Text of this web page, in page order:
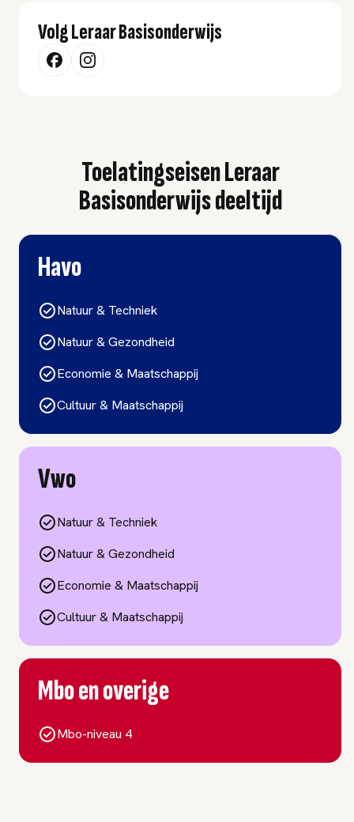
Volg Leraar Basisonderwijs
Toelatingseisen Leraar
Basisonderwijs deeltijd
Havo
Natuur & Techniek
Natuur & Gezondheid
Economie & Maatschappij
Cultuur & Maatschappij
Vwo
Natuur & Techniek
Natuur & Gezondheid
Economie & Maatschappij
Cultuur & Maatschappij
Mbo en overige
Mbo-niveau 4